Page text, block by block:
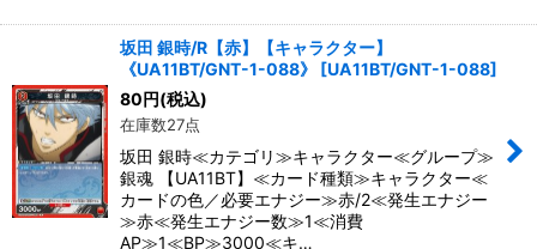
坂田 銀時/R【赤】【キャラクター】
《UA11BT/GNT-1-088》
[UA11BT/GNT-1-088]
80円(税込)
在庫数27点
坂田 銀時≪カテゴリ≫キャラクター≪グループ≫
銀魂 【UA11BT】≪カード種類≫キャラクター≪
カードの色／必要エナジー≫赤/2≪発生エナジー
≫赤≪発生エナジー数≫1≪消費
AP≫1≪BP≫3000≪キ…